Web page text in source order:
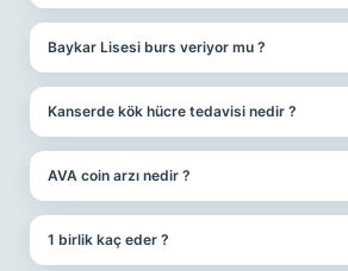
Baykar Lisesi burs veriyor mu ?
Kanserde kök hücre tedavisi nedir ?
AVA coin arzı nedir ?
1 birlik kaç eder ?